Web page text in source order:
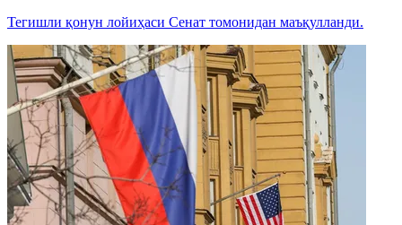
Тегишли қонун лойиҳаси Сенат томонидан маъқулланди.